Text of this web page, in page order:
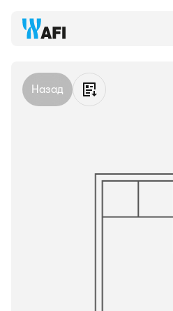
Кладовое
Назад